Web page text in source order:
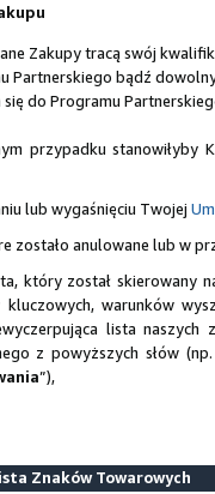
Zakupy tracą swój
Partnerskiego bądź
się do Programu
przypadku stanowiłyby
lub wygaśnięciu Twojej
zostało anulowane lub w
który został skierowany
warunków
lista
z powyższych słów
”),
Znaków Towarowych